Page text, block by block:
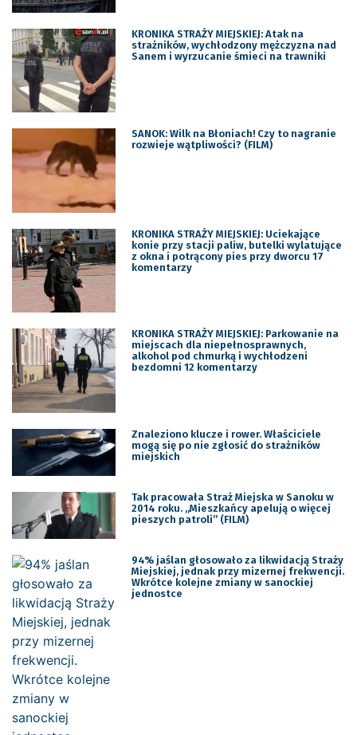
KRONIKA STRAŻY MIEJSKIEJ: Atak na
strażników, wychłodzony mężczyzna nad
Sanem i wyrzucanie śmieci na trawniki
SANOK: Wilk na Błoniach! Czy to nagranie
rozwieje wątpliwości? (FILM)
KRONIKA STRAŻY MIEJSKIEJ: Uciekające
konie przy stacji paliw, butelki wylatujące
z okna i potrącony pies przy dworcu 17
komentarzy
KRONIKA STRAŻY MIEJSKIEJ: Parkowanie na
miejscach dla niepełnosprawnych,
alkohol pod chmurką i wychłodzeni
bezdomni 12 komentarzy
Znaleziono klucze i rower. Właściciele
mogą się po nie zgłosić do strażników
miejskich
Tak pracowała Straż Miejska w Sanoku w
2014 roku. „Mieszkańcy apelują o więcej
pieszych patroli” (FILM)
94% jaślan głosowało za likwidacją Straży
Miejskiej, jednak przy mizernej frekwencji.
Wkrótce kolejne zmiany w sanockiej
jednostce